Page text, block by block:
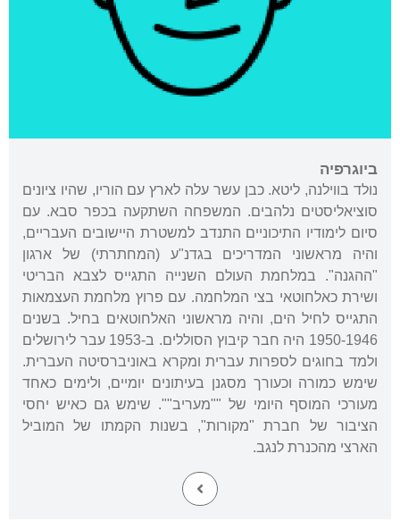
ביוגרפיה
נולד בווילנה, ליטא. כבן עשר עלה לארץ עם הוריו, שהיו ציונים
סוציאליסטים נלהבים. המשפחה השתקעה בכפר סבא. עם
סיום לימודיו התיכוניים התנדב למשטרת היישובים העבריים,
והיה מראשוני המדריכים בגדנ"ע (המחתרתי) של ארגון
"ההגנה". במלחמת העולם השנייה התגייס לצבא הבריטי
ושירת כאלחוטאי בצי המלחמה. עם פרוץ מלחמת העצמאות
התגייס לחיל הים, והיה מראשוני האלחוטאים בחיל. בשנים
1950-1946 היה חבר קיבוץ הסוללים. ב-1953 עבר לירושלים
ולמד בחוגים לספרות עברית ומקרא באוניברסיטה העברית.
שימש כמורה וכעורך מסגנן בעיתונים יומיים, ולימים כאחד
מעורכי המוסף היומי של ""מעריב"". שימש גם כאיש יחסי
הציבור של חברת "מקורות", בשנות הקמתו של המוביל
הארצי מהכנרת לנגב.